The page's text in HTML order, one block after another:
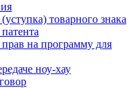
товарного знака
на программу для
ноу-хау